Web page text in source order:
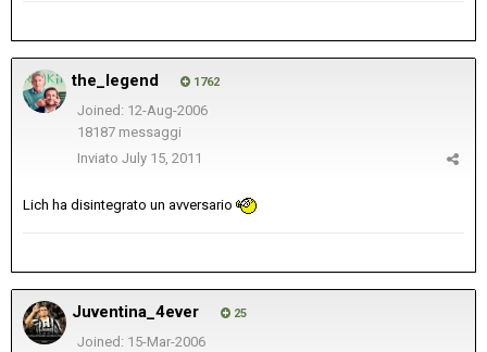
the_legend 1762
Joined: 12-Aug-2006
18187 messaggi
Inviato July 15, 2011
Lich ha disintegrato un avversario
Juventina_4ever 25
Joined: 15-Mar-2006